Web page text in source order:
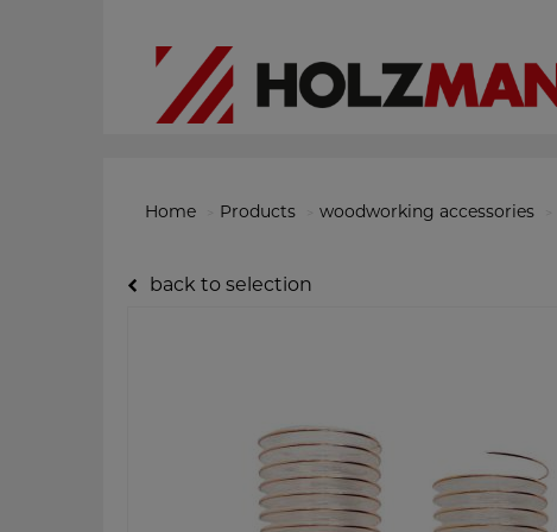
Home Products woodworking accessories
back to selection